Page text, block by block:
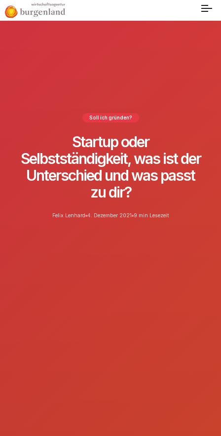
Soll ich gründen?
Startup oder
Selbstständigkeit, was ist der
Unterschied und was passt
zu dir?
Felix Lenhard 4. Dezember 2021 9 min Lesezeit